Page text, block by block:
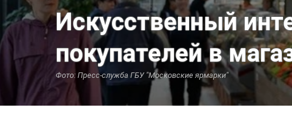
Искусственный
покупателей в
Фото: Пресс-служба ГБУ "Московские ярмарки"